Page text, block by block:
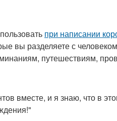
при написании
вы разделяете с
путешествиям,
вместе, и я знаю, что в